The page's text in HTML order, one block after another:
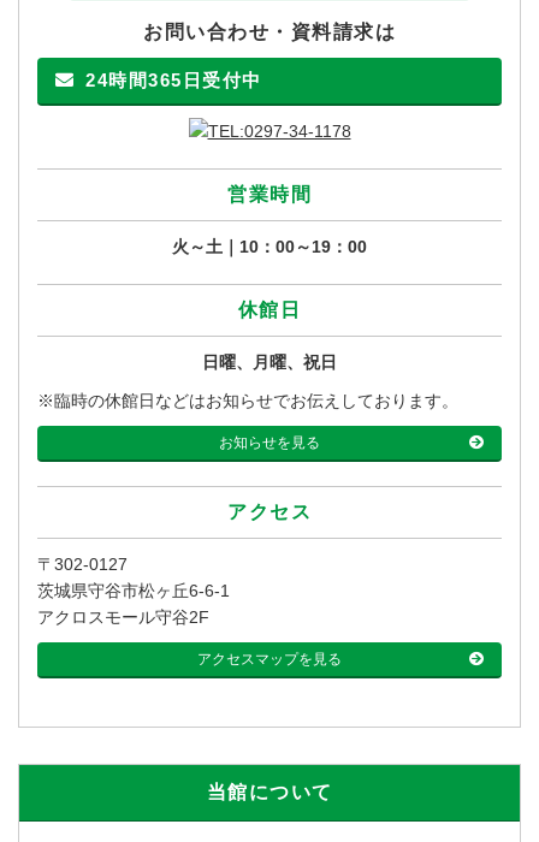
お問い合わせ・資料請求は
24時間365日受付中
営業時間
火～土｜10：00～19：00
休館日
日曜、月曜、祝日
※臨時の休館日などはお知らせでお伝えしております。
お知らせを見る
アクセス
〒302-0127
茨城県守谷市松ヶ丘6-6-1
アクロスモール守谷2F
アクセスマップを見る
当館について